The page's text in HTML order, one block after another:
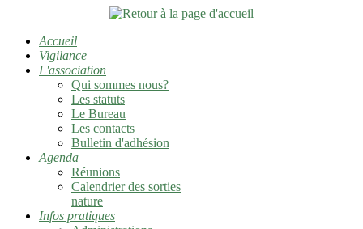
Accueil
Vigilance
L'association
Qui sommes nous?
Les statuts
Le Bureau
Les contacts
Bulletin d'adhésion
Agenda
Réunions
Calendrier des sorties
nature
Infos pratiques